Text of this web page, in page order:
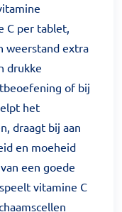
C per tablet,
weerstand extra
drukke
of bij
het
draagt bij aan
en moeheid
een goede
vitamine C